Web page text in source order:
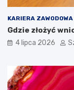
KARIERA ZAWODOWA
Gdzie złożyć
4 lipca 2026